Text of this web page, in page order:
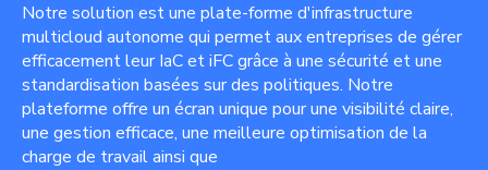
Notre solution est une plate-forme d'infrastructure
multicloud autonome qui permet aux entreprises de gérer
efficacement leur IaC et iFC grâce à une sécurité et une
standardisation basées sur des politiques. Notre
plateforme offre un écran unique pour une visibilité claire,
une gestion efficace, une meilleure optimisation de la
charge de travail ainsi que